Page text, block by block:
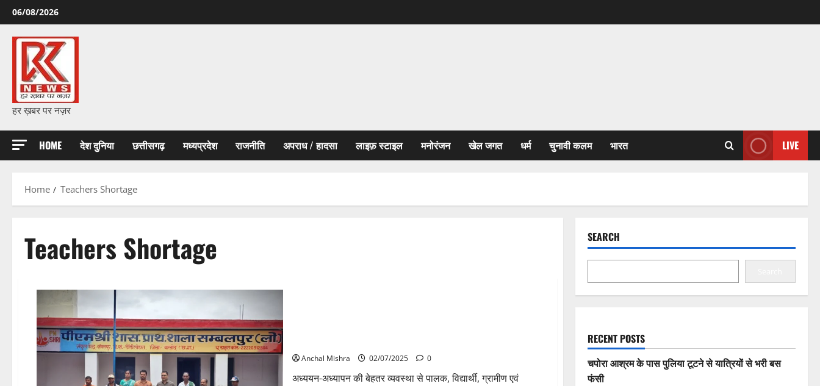
Skip
to
content
06/08/2026
हर ख़बर पर नज़र
HOME देश दुनिया छत्तीसगढ़ मध्यप्रदेश राजनीति अपराध / हादसा लाइफ़ स्टाइल मनोरंजन खेल जगत धर्म चुनावी कलम भारत LIVE
Home Teachers Shortage
Teachers Shortage
Anchal Mishra 02/07/2025 0
अध्ययन-अध्यापन की बेहतर व्यवस्था से पालक, विद्यार्थी, ग्रामीण एवं
SEARCH
RECENT POSTS
चपोरा आश्रम के पास पुलिया टूटने से यात्रियों से भरी बस
फंसी